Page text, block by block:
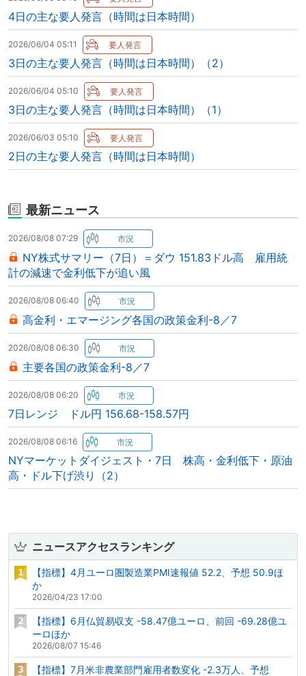
4日の主な要人発言（時間は日本時間）
2026/06/04 05:11
3日の主な要人発言（時間は日本時間）（2）
2026/06/04 05:10
3日の主な要人発言（時間は日本時間）（1）
2026/06/03 05:10
2日の主な要人発言（時間は日本時間）
最新ニュース
2026/08/08 07:29
NY株式サマリー（7日）＝ダウ 151.83ドル高 雇用統
計の減速で金利低下が追い風
2026/08/08 06:40
高金利・エマージング各国の政策金利-8／7
2026/08/08 06:30
主要各国の政策金利-8／7
2026/08/08 06:20
7日レンジ ドル円 156.68-158.57円
2026/08/08 06:16
NYマーケットダイジェスト・7日 株高・金利低下・原油
高・ドル下げ渋り（2）
ニュースアクセスランキング
【指標】4月ユーロ圏製造業PMI速報値 52.2、予想 50.9ほ
か
2026/04/23 17:00
【指標】6月仏貿易収支 -58.47億ユーロ、前回 -69.28億ユ
ーロほか
2026/08/07 15:46
【指標】7月米非農業部門雇用者数変化 -2.3万人、予想